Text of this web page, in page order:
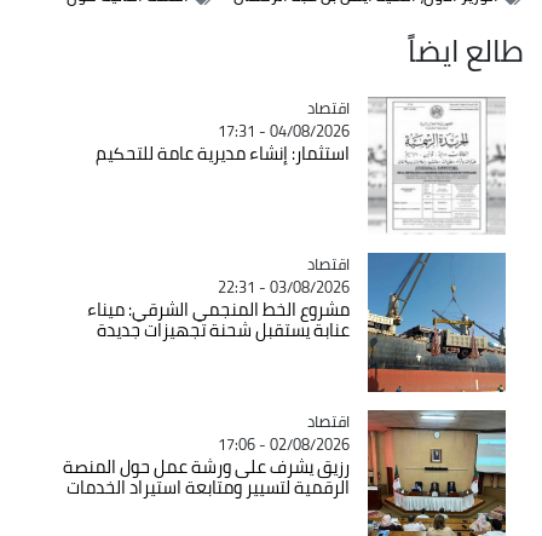
طالع ايضاً
Catégorie
اقتصاد
04/08/2026 - 17:31
استثمار: إنشاء مديرية عامة للتحكيم
Catégorie
اقتصاد
03/08/2026 - 22:31
مشروع الخط المنجمي الشرقي: ميناء
عنابة يستقبل شحنة تجهيزات جديدة
Catégorie
اقتصاد
02/08/2026 - 17:06
رزيق يشرف على ورشة عمل حول المنصة
الرقمية لتسيير ومتابعة استيراد الخدمات